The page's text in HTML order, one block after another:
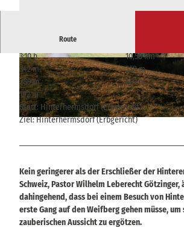
© D. Zieschang
© D. Zieschang © D. Zieschang
Route
3:10 h
10,58 km
342 m
338 m
289 m
481 m
192 m
Start: Hinterhermsdorf (Erbgericht)
Ziel: Hinterhermsdorf (Erbgericht)
Kein geringerer als der Erschließer der
Schweiz, Pastor Wilhelm Leberecht Götzinger,
dahingehend, dass bei einem Besuch von
erste Gang auf den Weifberg gehen müsse, um
zauberischen Aussicht zu ergötzen.